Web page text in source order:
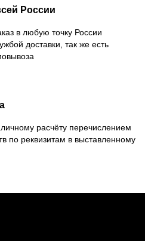
России
в любую точку России
доставки, так же есть
расчёту перечислением
по реквизитам в выставленному